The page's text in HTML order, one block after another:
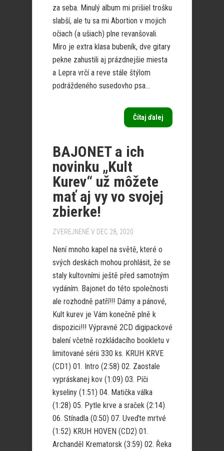
za seba. Minulý album mi prišiel trošku
slabší, ale tu sa mi Abortion v mojich
očiach (a ušiach) plne revanšovali.
Miro je extra klasa bubeník, dve gitary
pekne zahustili aj prázdnejšie miesta
a Lepra vrčí a reve stále štýlom
podráždeného susedovho psa...
Čítaj ďalej
BAJONET a ich
novinku „Kult
Kurev“ už môžete
mať aj vy vo svojej
zbierke!
ZVEREJNENÉ V DEC 28, 2020
Není mnoho kapel na světě, které o
svých deskách mohou prohlásit, že se
staly kultovními ještě před samotným
vydáním. Bajonet do této společnosti
ale rozhodně patří!!! Dámy a pánové,
Kult kurev je Vám konečně plně k
dispozici!!! Výpravné 2CD digipackové
balení včetně rozkládacího bookletu v
limitované sérii 330 ks. KRUH KRVE
(CD1) 01. Intro (2:58) 02. Zaostale
vypráskanej kov (1:09) 03. Píči
kyseliny (1:51) 04. Matička válka
(1:28) 05. Pytle krve a sraček (2:14)
06. Stínadla (0:50) 07. Uveďte mrtvé
(1:52) KRUH HOVEN (CD2) 01.
Archanděl Krematorsk (3:59) 02. Řeka